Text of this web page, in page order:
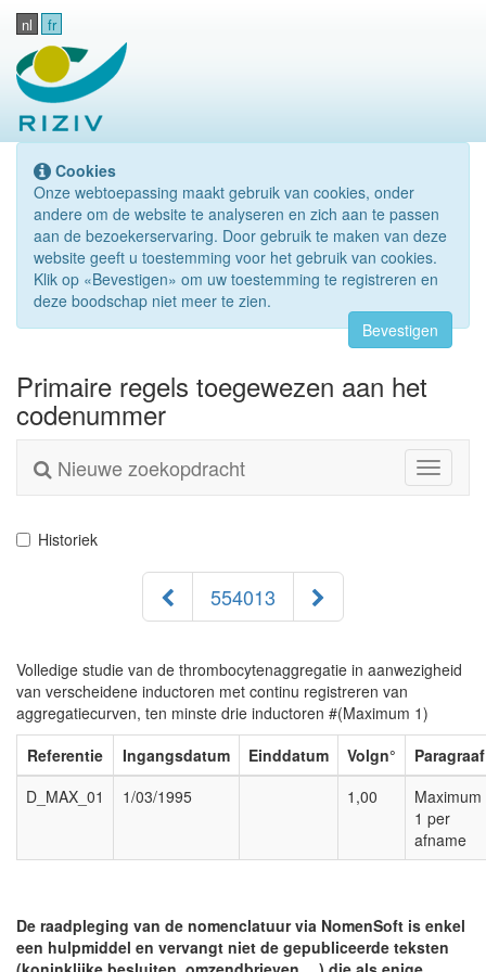
nl fr
Cookies
Onze webtoepassing maakt gebruik van cookies, onder
andere om de website te analyseren en zich aan te passen
aan de bezoekerservaring. Door gebruik te maken van deze
website geeft u toestemming voor het gebruik van cookies.
Klik op «Bevestigen» om uw toestemming te registreren en
deze boodschap niet meer te zien.
Bevestigen
Primaire regels toegewezen aan het
codenummer
Toggle
Nieuwe zoekopdracht
Historiek
554013
Volledige studie van de thrombocytenaggregatie in aanwezigheid
van verscheidene inductoren met continu registreren van
aggregatiecurven, ten minste drie inductoren #(Maximum 1)
Referentie
Ingangsdatum Einddatum Volgn°
Paragraaf
D_MAX_01
1/03/1995 1,00
Maximum
1 per
afname
De raadpleging van de nomenclatuur via NomenSoft is enkel
een hulpmiddel en vervangt niet de gepubliceerde teksten